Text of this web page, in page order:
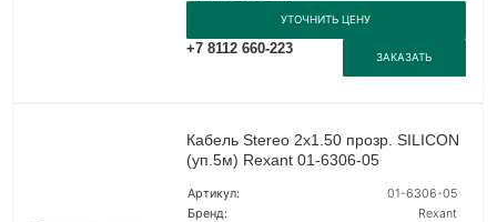
УТОЧНИТЬ ЦЕНУ
+7 8112 660-223
ЗАКАЗАТЬ
Кабель Stereo 2х1.50 прозр. SILICON
(уп.5м) Rexant 01-6306-05
Артикул:
01-6306-05
Бренд:
Rexant